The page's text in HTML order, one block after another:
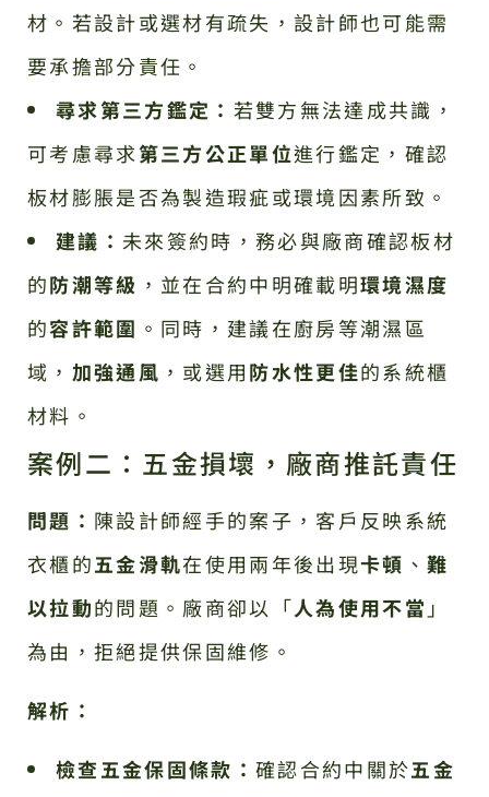
材。若設計或選材有疏失，設計師也可能需
要承擔部分責任。
尋求第三方鑑定： 若雙方無法達成共識，
可考慮尋求第三方公正單位進行鑑定，確認
板材膨脹是否為製造瑕疵或環境因素所致。
建議： 未來簽約時，務必與廠商確認板材
的防潮等級 ，並在合約中明確載明環境濕度
的容許範圍 。同時，建議在廚房等潮濕區
域， 加強通風 ，或選用防水性更佳的系統櫃
材料。
案例二：五金損壞，廠商推託責任
問題： 陳設計師經手的案子，客戶反映系統
衣櫃的五金滑軌在使用兩年後出現卡頓 、難
以拉動的問題。廠商卻以「人為使用不當 」
為由，拒絕提供保固維修。
解析：
檢查五金保固條款：確認合約中關於五金